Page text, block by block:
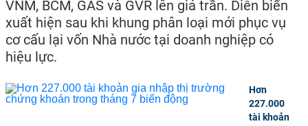
VNM, BCM, GAS và GVR lên giá trần. Diễn biến
xuất hiện sau khi khung phân loại mới phục vụ
cơ cấu lại vốn Nhà nước tại doanh nghiệp có
hiệu lực.
Hơn
227.000
tài khoản